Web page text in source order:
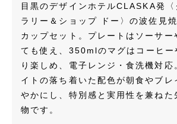
目黒のデザインホテルCLASKA発〈
ラリー＆ショップ ドー〉の波佐見
カップセット。プレートはソーサー
ても使え、350mlのマグはコーヒー
り楽しめ、電子レンジ・食洗機対応
イトの落ち着いた配色が朝食やブレ
やかにし、特別感と実用性を兼ねた
物です。